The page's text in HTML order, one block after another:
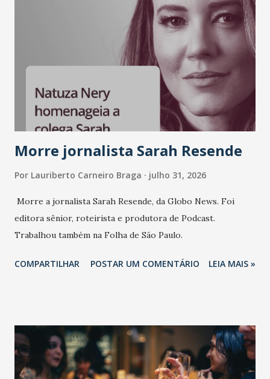
Morre jornalista Sarah Resende
Por Lauriberto Carneiro Braga julho 31, 2026
Morre a jornalista Sarah Resende, da Globo News. Foi
editora sênior, roteirista e produtora de Podcast.
Trabalhou também na Folha de São Paulo.
COMPARTILHAR POSTAR UM COMENTÁRIO LEIA MAIS »